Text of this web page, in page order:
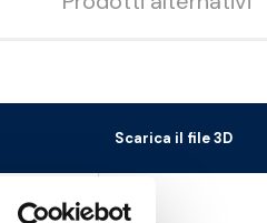
Scarica il file 3D